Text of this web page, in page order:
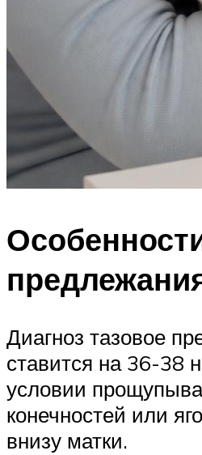
Диагноз тазовое
ставится на 36-38
условии
конечностей или
внизу матки.